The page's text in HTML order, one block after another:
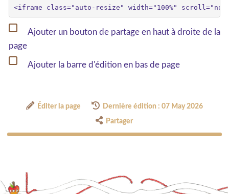
Ajouter un bouton de partage en haut à droite de la
page
Ajouter la barre d'édition en bas de page
Éditer la page Dernière édition : 07 May 2026
Partager